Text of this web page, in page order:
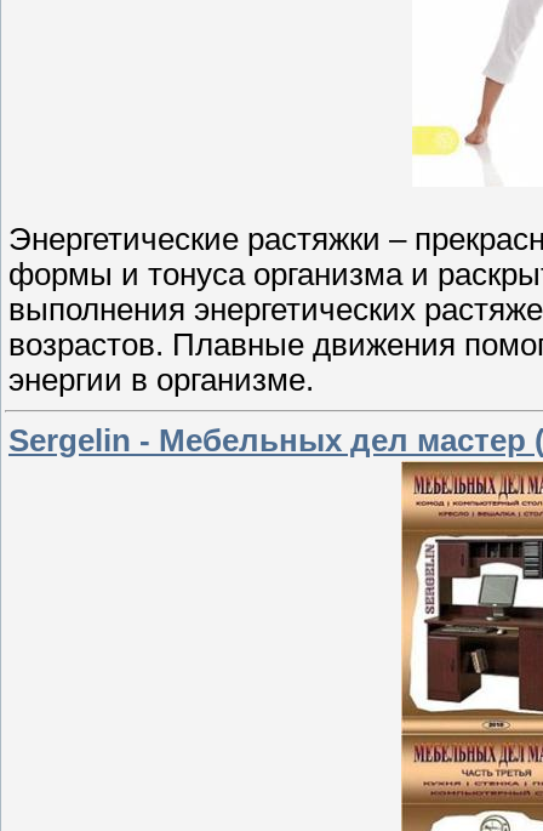
Энергетические растяжки –
формы и тонуса организма и
выполнения энергетических
возрастов. Плавные движения
энергии в организме.
Sergelin - Мебельных дел мастер